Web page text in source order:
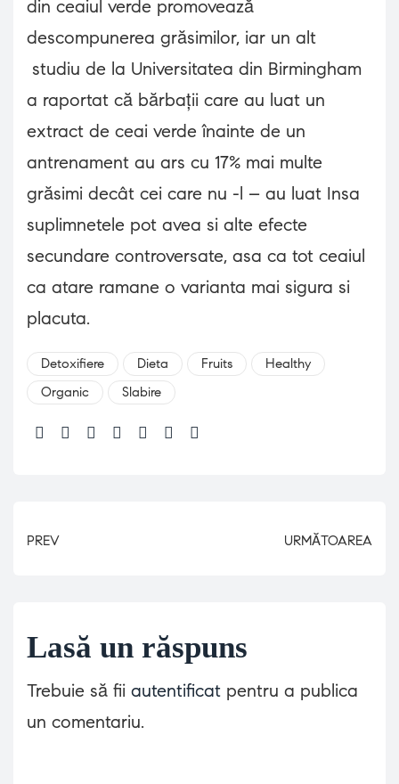
din ceaiul verde promovează
descompunerea grăsimilor, iar un alt
studiu de la Universitatea din Birmingham
a raportat că bărbații care au luat un
extract de ceai verde înainte de un
antrenament au ars cu 17% mai multe
grăsimi decât cei care nu -l – au luat Insa
suplimnetele pot avea si alte efecte
secundare controversate, asa ca tot ceaiul
ca atare ramane o varianta mai sigura si
placuta.
Detoxifiere Dieta Fruits
Healthy
Organic
Slabire
PREV URMĂTOAREA
Lasă un răspuns
Trebuie să fii autentificat pentru a publica
un comentariu.